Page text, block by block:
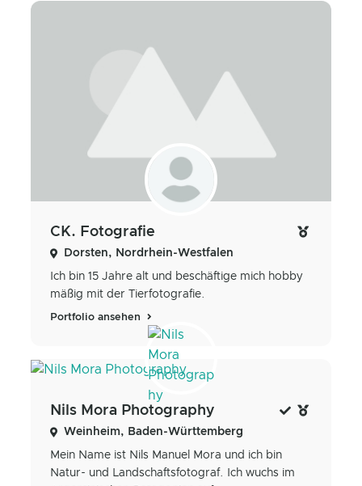
CK. Fotografie
Dorsten, Nordrhein-Westfalen
Ich bin 15 Jahre alt und beschäftige mich hobby
mäßig mit der Tierfotografie.
Portfolio ansehen
Nils Mora Photography
Weinheim, Baden-Württemberg
Mein Name ist Nils Manuel Mora und ich bin
Natur- und Landschaftsfotograf. Ich wuchs im